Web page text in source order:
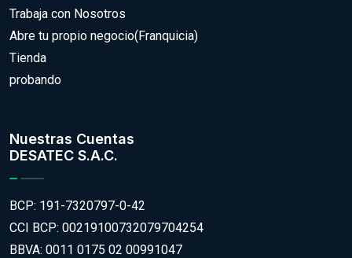
Trabaja con Nosotros
Abre tu propio negocio(Franquicia)
Tienda
probando
Nuestras Cuentas
DESATEC S.A.C.
BCP: 191-7320797-0-42
CCI BCP: 00219100732079704254
BBVA: 0011 0175 02 00991047